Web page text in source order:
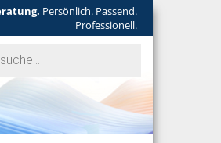
Persönlich. Passend.
Professionell.